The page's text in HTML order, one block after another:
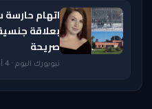
اتهام
بعلاقة
صريحة
نيويورك اليوم · 4 أغسطس 2026 — 8:20 AM